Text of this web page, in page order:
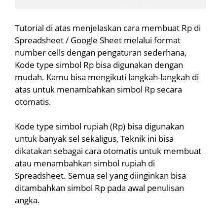
Tutorial di atas menjelaskan cara membuat Rp di
Spreadsheet / Google Sheet melalui format
number cells dengan pengaturan sederhana,
Kode type simbol Rp bisa digunakan dengan
mudah. Kamu bisa mengikuti langkah-langkah di
atas untuk menambahkan simbol Rp secara
otomatis.
Kode type simbol rupiah (Rp) bisa digunakan
untuk banyak sel sekaligus, Teknik ini bisa
dikatakan sebagai cara otomatis untuk membuat
atau menambahkan simbol rupiah di
Spreadsheet. Semua sel yang diinginkan bisa
ditambahkan simbol Rp pada awal penulisan
angka.